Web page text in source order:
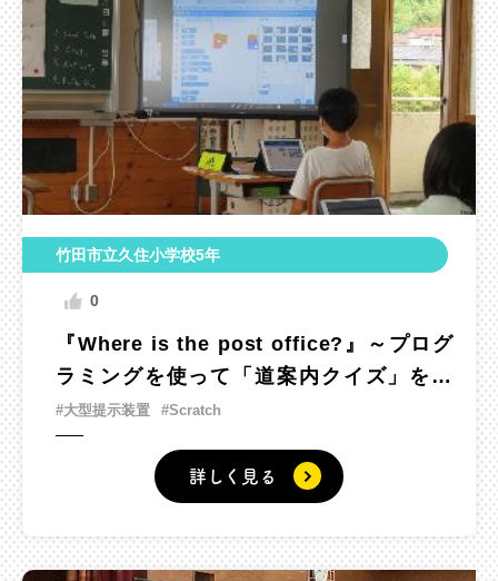
竹田市立久住小学校5年
0
『Where is the post office?』～プログ
ラミングを使って「道案内クイズ」をし
よう～
#大型提示装置 #Scratch
詳しく見る